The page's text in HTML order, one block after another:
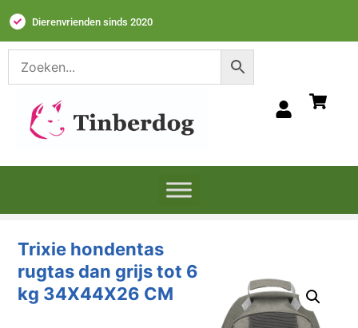
Dierenvrienden sinds 2020
Trixie hondentas
rugtas dan grijs tot 6
kg 34X44X26 CM